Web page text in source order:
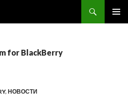
for BlackBerry
, НОВОСТИ